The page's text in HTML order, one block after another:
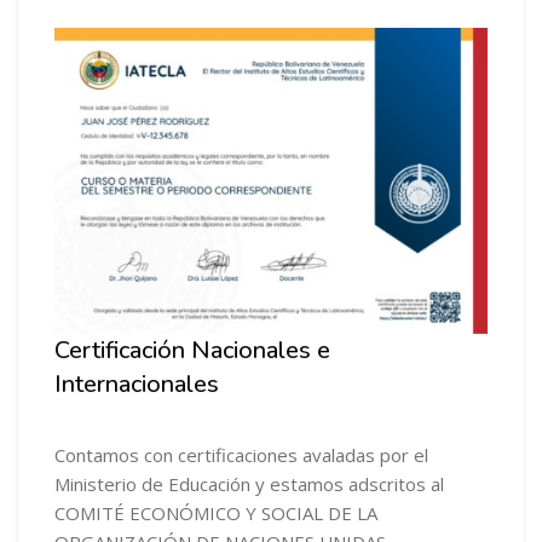
Certificación Nacionales e
Internacionales
Contamos con certificaciones avaladas por el
Ministerio de Educación y estamos adscritos al
COMITÉ ECONÓMICO Y SOCIAL DE LA